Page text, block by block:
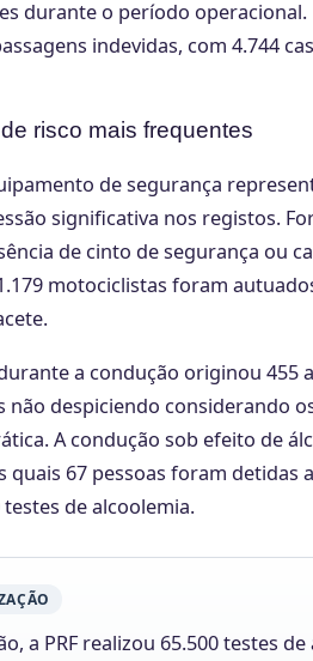
durante o período operacional.
indevidas, com 4.744
risco mais frequentes
de segurança
significativa nos registos.
de cinto de segurança ou
motociclistas foram
a condução originou 455
despiciendo considerando
A condução sob efeito de
quais 67 pessoas foram detidas
de alcoolemia.
a PRF realizou 65.500 testes